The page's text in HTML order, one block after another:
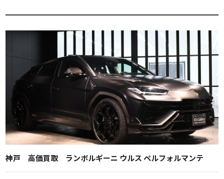
神戸 高価買取 ランボルギーニ ウルス ペルフォルマンテ